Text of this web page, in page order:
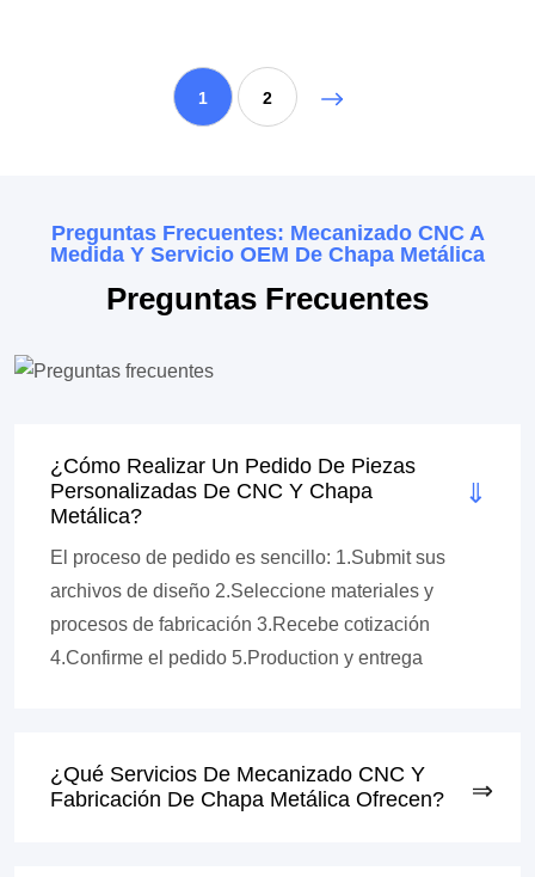
1 2
Preguntas Frecuentes: Mecanizado CNC A
Medida Y Servicio OEM De Chapa Metálica
Preguntas Frecuentes
¿Cómo Realizar Un Pedido De Piezas
Personalizadas De CNC Y Chapa
Metálica?
El proceso de pedido es sencillo: 1.Submit sus
archivos de diseño 2.Seleccione materiales y
procesos de fabricación 3.Recebe cotización
4.Confirme el pedido 5.Production y entrega
¿Qué Servicios De Mecanizado CNC Y
Fabricación De Chapa Metálica Ofrecen?